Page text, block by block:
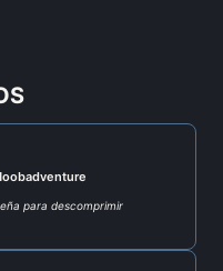
para descomprimir